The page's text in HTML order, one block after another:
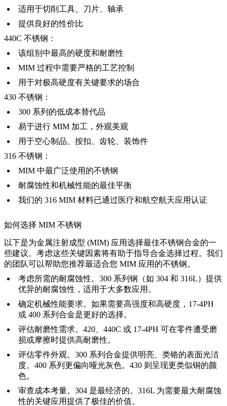
适用于切削工具、刀片、轴承
提供良好的性价比
440C 不锈钢：
该组别中最高的硬度和耐磨性
MIM 过程中需要严格的工艺控制
用于对极高硬度有关键要求的场合
430 不锈钢：
300 系列的低成本替代品
易于进行 MIM 加工，外观美观
用于空心制品、按扣、齿轮、装饰件
316 不锈钢：
MIM 中最广泛使用的不锈钢
耐腐蚀性和机械性能的最佳平衡
我们的 316 MIM 材料已通过医疗和航空航天应用认证
如何选择 MIM 不锈钢
以下是为金属注射成型 (MIM) 应用选择最佳不锈钢合金的一
些建议。考虑这些关键因素将有助于指导合金选择过程。我们
的团队可以帮助您推荐最适合您 MIM 应用的不锈钢。
考虑所需的耐腐蚀性。300 系列钢（如 304 和 316L）提供
优异的耐腐蚀性，适用于大多数应用。
确定机械性能要求。如果需要高强度和高硬度，17-4PH
或 400 系列合金是更好的选择。
评估耐磨性需求。420、440C 或 17-4PH 可在零件遭受磨
损或摩擦时提供高耐磨性。
评估零件外观。300 系列合金提供明亮、类铬的表面光洁
度。400 系列更偏向哑光灰色。430 则呈现更类似铜的颜
色。
审查成本考量。304 是最经济的。316L 为需要最大耐腐蚀
性的关键应用提供了极佳的价值。